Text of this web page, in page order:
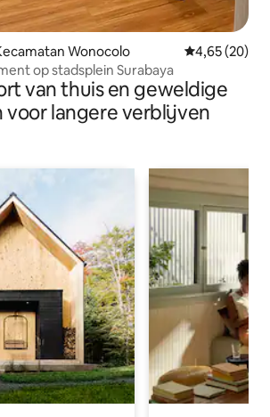
Wonocolo Gemiddelde
4,65 (20)
op stadsplein Surabaya
van thuis en geweldige
voor langere verblijven